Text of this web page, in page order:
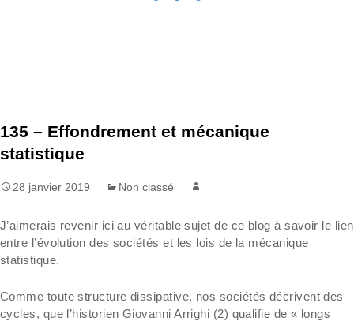
135 – Effondrement et mécanique
statistique
28 janvier 2019 Non classé
J’aimerais revenir ici au véritable sujet de ce blog à savoir le lien
entre l’évolution des sociétés et les lois de la mécanique
statistique.
Comme toute structure dissipative, nos sociétés décrivent des
cycles, que l’historien Giovanni Arrighi (2) qualifie de « longs